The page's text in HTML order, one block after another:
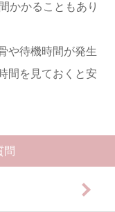
かかることもあり
や待機時間が発生
間を見ておくと安
問